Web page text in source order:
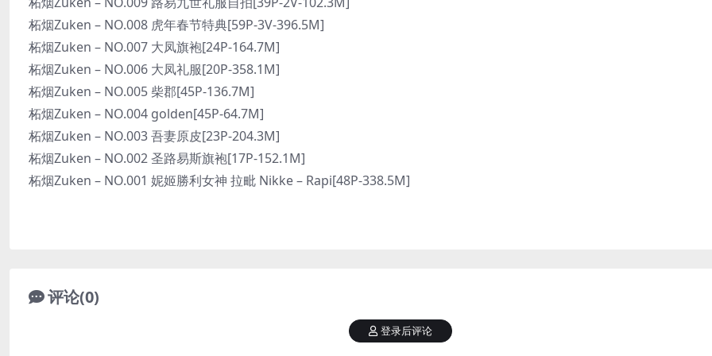
柘烟Zuken – NO.008 虎年春节特典[59P-3V-396.5M]
柘烟Zuken – NO.007 大凤旗袍[24P-164.7M]
柘烟Zuken – NO.006 大凤礼服[20P-358.1M]
柘烟Zuken – NO.005 柴郡[45P-136.7M]
柘烟Zuken – NO.004 golden[45P-64.7M]
柘烟Zuken – NO.003 吾妻原皮[23P-204.3M]
柘烟Zuken – NO.002 圣路易斯旗袍[17P-152.1M]
柘烟Zuken – NO.001 妮姬勝利女神 拉毗 Nikke – Rapi[48P-338.5M]
评论(0)
登录后评论